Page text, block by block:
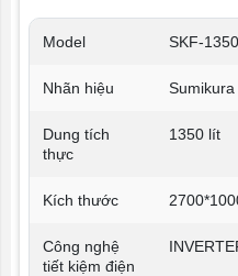
Model SKF-
Nhãn hiệu Sumikura
Dung tích
thực
1350 lít
Kích thước
Công nghệ
tiết kiệm điện